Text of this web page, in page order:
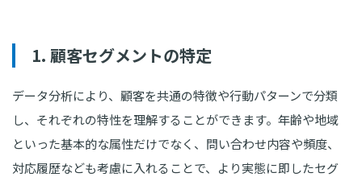
1. 顧客セグメントの特定
データ分析により、顧客を共通の特徴や行動パターンで分類
し、それぞれの特性を理解することができます。年齢や地域
といった基本的な属性だけでなく、問い合わせ内容や頻度、
対応履歴なども考慮に入れることで、より実態に即したセグ